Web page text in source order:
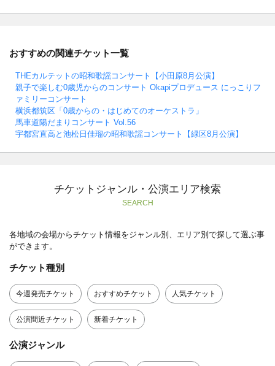
おすすめの関連チケット一覧
THEカルテットの昭和歌謡コンサート【小田原8月公演】
親子で楽しむ0歳児からのコンサート Okapiプロデュース にっこりフ
ァミリーコンサート
横浜都筑区「0歳からの・はじめてのオーケストラ」
馬車道陽だまりコンサート Vol.56
宇都宮直高と池松日佳瑠の昭和歌謡コンサート【緑区8月公演】
チケットジャンル・公演エリア検索
SEARCH
各地域の会場からチケット情報をジャンル別、エリア別で探して選ぶ事
ができます。
チケット種別
今週発売チケット おすすめチケット 人気チケット
公演間近チケット 新着チケット
公演ジャンル